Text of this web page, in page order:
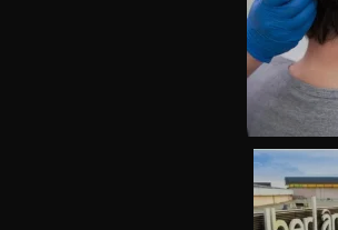
Uberlândia recebe o
no dia 17 de junho
“Vozes pela Vida” celebra